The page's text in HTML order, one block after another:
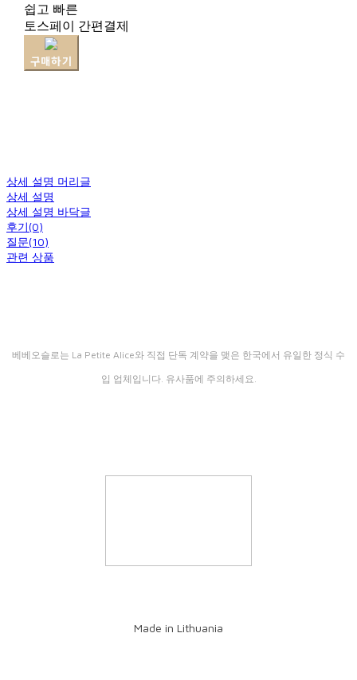
쉽고 빠른
토스페이 간편결제
구매하기
상세 설명 머리글
상세 설명
상세 설명 바닥글
후기(0)
질문(10)
관련 상품
베베오슬로는 La Petite Alice와 직접 단독 계약을 맺은 한국에서 유일한 정식 수
입 업체입니다. 유사품에 주의하세요.
Made in Lithuania